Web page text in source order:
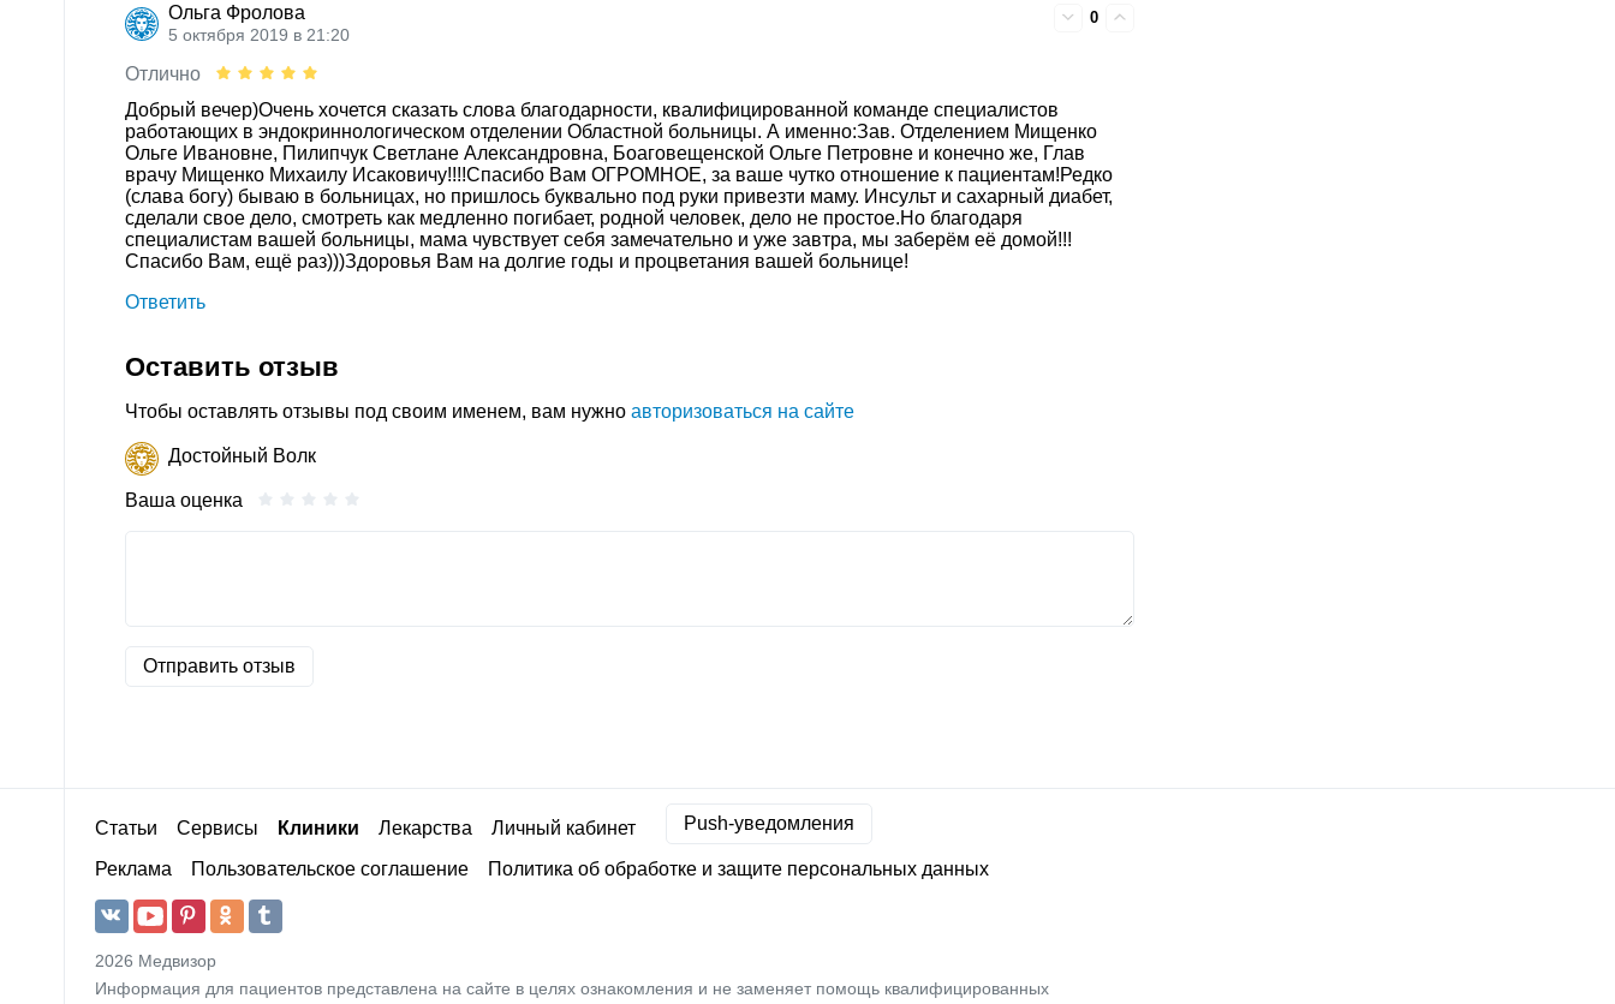
Ольга Фролова
5 октября 2019 в 21:20
0
Отлично
Добрый вечер)Очень хочется сказать слова благодарности, квалифицированной команде специалистов
работающих в эндокриннологическом отделении Областной больницы. А именно:Зав. Отделением Мищенко
Ольге Ивановне, Пилипчук Светлане Александровна, Боаговещенской Ольге Петровне и конечно же, Глав
врачу Мищенко Михаилу Исаковичу!!!!Спасибо Вам ОГРОМНОЕ, за ваше чутко отношение к пациентам!Редко
(слава богу) бываю в больницах, но пришлось буквально под руки привезти маму. Инсульт и сахарный диабет,
сделали свое дело, смотреть как медленно погибает, родной человек, дело не простое.Но благодаря
специалистам вашей больницы, мама чувствует себя замечательно и уже завтра, мы заберём её домой!!!
Спасибо Вам, ещё раз)))Здоровья Вам на долгие годы и процветания вашей больнице!
Ответить
Оставить отзыв
Чтобы оставлять отзывы под своим именем, вам нужно авторизоваться на сайте
Достойный Волк
Ваша оценка
Отправить отзыв
Статьи Сервисы Клиники Лекарства Личный кабинет Push-уведомления
Реклама Пользовательское соглашение Политика об обработке и защите персональных данных
2026 Медвизор
Информация для пациентов представлена на сайте в целях ознакомления и не заменяет помощь квалифицированных